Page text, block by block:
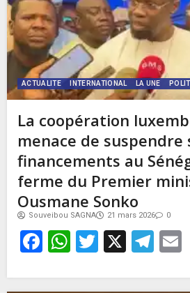
ACTUALITE INTERNATIONAL LA UNE
La coopération
menace de suspendre
financements au
ferme du Premier
Ousmane Sonko
Souveibou SAGNA 21 mars 2026 0
Facebook
WhatsApp
Twitter
X